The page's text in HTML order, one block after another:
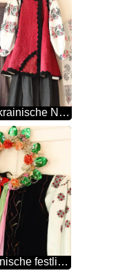
Ukrainische Nationale Kleider
Ukrainische festliche Kleidung